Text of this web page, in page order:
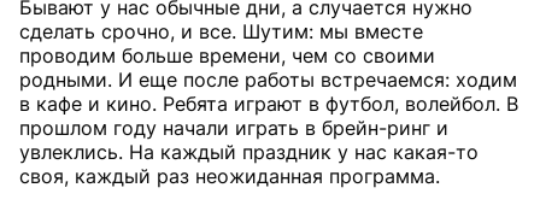
Бывают у нас обычные дни, а случается нужно
сделать срочно, и все. Шутим: мы вместе
проводим больше времени, чем со своими
родными. И еще после работы встречаемся: ходим
в кафе и кино. Ребята играют в футбол, волейбол. В
прошлом году начали играть в брейн-ринг и
увлеклись. На каждый праздник у нас какая-то
своя, каждый раз неожиданная программа.